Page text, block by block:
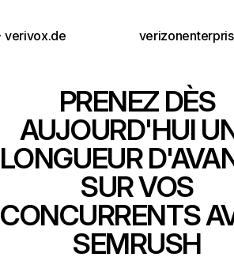
verivox.de
PRENEZ DÈS
AUJOURD'HUI
LONGUEUR
SUR VOS
CONCURRENTS
SEMRUSH